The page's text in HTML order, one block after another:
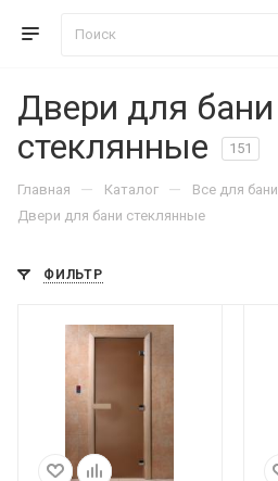
Двери для бани
стеклянные
151
Главная — Каталог — Все для бани
Двери для бани стеклянные
ФИЛЬТР